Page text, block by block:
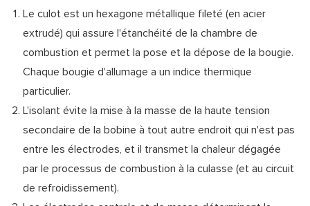
Le culot est un hexagone métallique fileté (en acier
extrudé) qui assure l'étanchéité de la chambre de
combustion et permet la pose et la dépose de la bougie.
Chaque bougie d'allumage a un indice thermique
particulier.
L'isolant évite la mise à la masse de la haute tension
secondaire de la bobine à tout autre endroit qui n'est pas
entre les électrodes, et il transmet la chaleur dégagée
par le processus de combustion à la culasse (et au circuit
de refroidissement).